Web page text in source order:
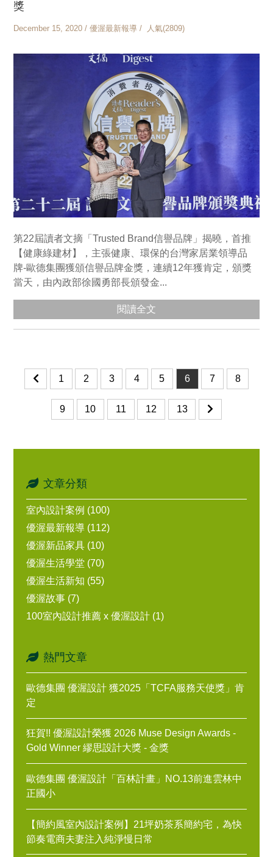
獎
December 15, 2020 / 優渥最新報導 / 人氣(2809)
第22屆讀者文摘「Trusted Brand信譽品牌」揭曉，首推
【健康綠建材】，主張健康、環保的台灣家居業領導品
牌-歐德集團獲頒信譽品牌金獎，連續12年獲肯定，頒獎
當天，由內政部徐國勇部長頒發金...
閱讀全文
1 2 3 4 5 6 7 8
9 10 11 12 13
文章分類
室內設計案例 (100)
優渥最新報導 (112)
優渥新品家具 (10)
優渥生活學堂 (70)
優渥生活新知 (55)
優渥故事 (7)
100室內設計推薦 x 優渥設計 (1)
熱門文章
歐德集團 優渥設計 獲2025「TCFA服務天使獎」肯
定
狂賀!! 優渥設計榮獲 2026 Muse Design Awards -
Gold Winner 繆思設計大獎 - 金獎
歐德集團 優渥設計「百林計畫」NO.13前進雲林中
正國小
【簡約風室內設計案例】21坪奶茶系簡約宅，為快
節奏電商夫妻注入純淨慢日常